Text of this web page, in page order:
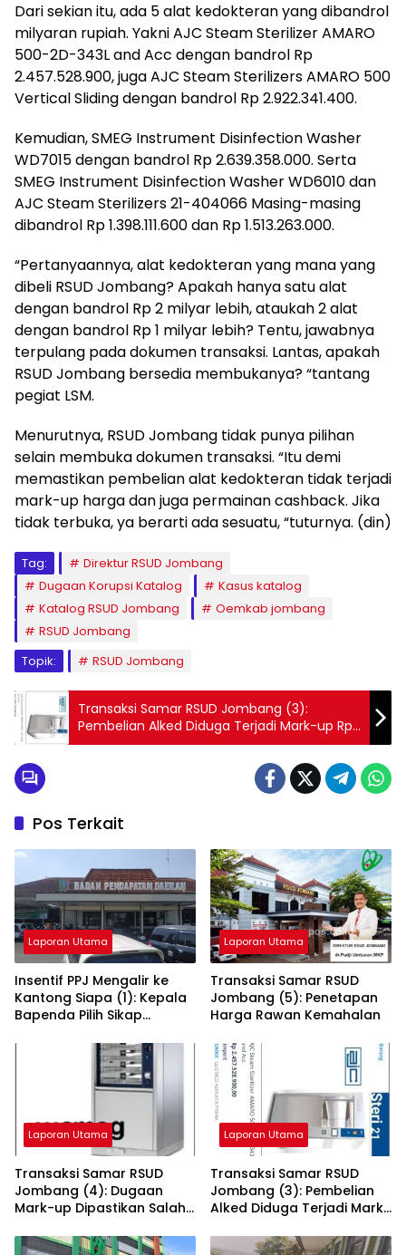
Dari sekian itu, ada 5 alat kedokteran yang dibandrol
milyaran rupiah. Yakni AJC Steam Sterilizer AMARO
500-2D-343L and Acc dengan bandrol Rp
2.457.528.900, juga AJC Steam Sterilizers AMARO 500
Vertical Sliding dengan bandrol Rp 2.922.341.400.
Kemudian, SMEG Instrument Disinfection Washer
WD7015 dengan bandrol Rp 2.639.358.000. Serta
SMEG Instrument Disinfection Washer WD6010 dan
AJC Steam Sterilizers 21-404066 Masing-masing
dibandrol Rp 1.398.111.600 dan Rp 1.513.263.000.
“Pertanyaannya, alat kedokteran yang mana yang
dibeli RSUD Jombang? Apakah hanya satu alat
dengan bandrol Rp 2 milyar lebih, ataukah 2 alat
dengan bandrol Rp 1 milyar lebih? Tentu, jawabnya
terpulang pada dokumen transaksi. Lantas, apakah
RSUD Jombang bersedia membukanya? “tantang
pegiat LSM.
Menurutnya, RSUD Jombang tidak punya pilihan
selain membuka dokumen transaksi. “Itu demi
memastikan pembelian alat kedokteran tidak terjadi
mark-up harga dan juga permainan cashback. Jika
tidak terbuka, ya berarti ada sesuatu, “tuturnya. (din)
Tag:
Direktur RSUD Jombang
Dugaan Korupsi Katalog
Kasus katalog
Katalog RSUD Jombang
Oemkab jombang
RSUD Jombang
Topik:
RSUD Jombang
Transaksi Samar RSUD Jombang (3):
Pembelian Alked Diduga Terjadi Mark-up Rp
868 juta
Pos Terkait
Laporan Utama
Insentif PPJ Mengalir ke
Kantong Siapa (1): Kepala
Bapenda Pilih Sikap
Laporan Utama
Transaksi Samar RSUD
Jombang (5): Penetapan
Harga Rawan Kemahalan
Laporan Utama
Transaksi Samar RSUD
Jombang (4): Dugaan
Mark-up Dipastikan Salah,
Dokumen
Laporan Utama
Transaksi Samar RSUD
Jombang (3): Pembelian
Alked Diduga Terjadi Mark-